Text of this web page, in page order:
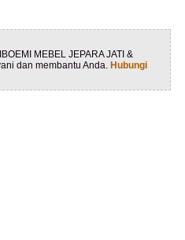
MEBEL JEPARA JATI &
dan membantu Anda. Hubungi